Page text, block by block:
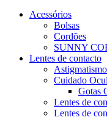
Acessórios
Bolsas
Cordões
SUNNY
Lentes de contacto
Astigmatismo
Cuidado
Gotas
Lentes de
Lentes de